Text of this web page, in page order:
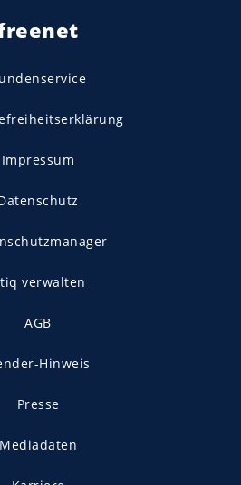
Impressum
verwalten
AGB
Hinweis
Presse
Mediadaten